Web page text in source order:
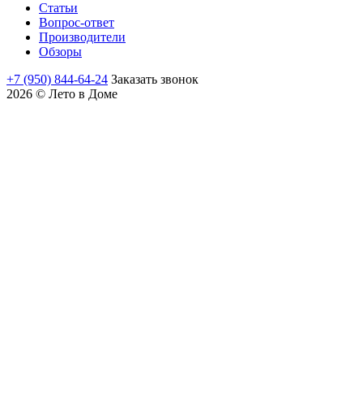
Статьи
Вопрос-ответ
Производители
Обзоры
+7 (950) 844-64-24 Заказать звонок
2026 © Лето в Доме